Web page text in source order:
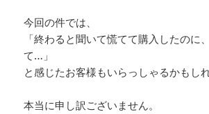
今回の件では、
「終わると聞いて慌てて購入したのに
て…」
と感じたお客様もいらっしゃるかもし
本当に申し訳ございません。